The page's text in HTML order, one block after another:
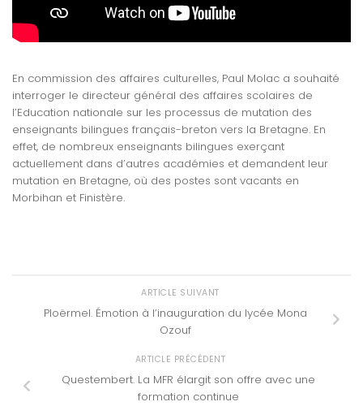
En commission des affaires culturelles, Paul Molac a souhaité
interroger le directeur général des affaires scolaires de
l’Education nationale sur les processus de mutation des
enseignants bilingues français-breton vers la Bretagne. En
effet, de nombreux enseignants bilingues exerçant
actuellement dans d’autres académies et demandent leur
mutation en Bretagne, où des postes sont vacants en
Morbihan et Finistère.
ARTICLE SUIVANT
Ploërmel. Émotion à l’inauguration du lycée Mona
Ozouf
ARTICLE PRÉCÉDENT
Questembert. La MFR élargit son offre avec une
formation continue